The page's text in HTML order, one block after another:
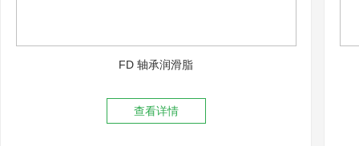
FD 轴承润滑脂
查看详情